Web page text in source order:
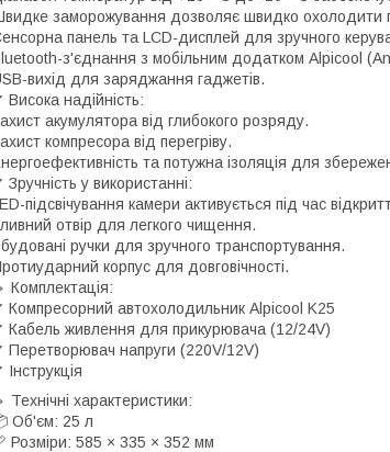
заморожування дозволяє швидко охолодити
панель та LCD-дисплей для зручного
з'єднання з мобільним додатком Alpicool
вихід для заряджання гаджетів.
Висока надійність:
акумулятора від глибокого розряду.
компресора від перегріву.
та потужна ізоляція для
Зручність у використанні:
підсвічування камери активується під час
отвір для легкого чищення.
ручки для зручного транспортування.
корпус для довговічності.
Комплектація:
Компресорний автохолодильник Alpicool K25
Кабель живлення для прикурювача (12/24V)
Перетворювач напруги (220V/12V)
Інструкція
Технічні характеристики:
Об'єм: 25 л
Розміри: 585 × 335 × 352 мм